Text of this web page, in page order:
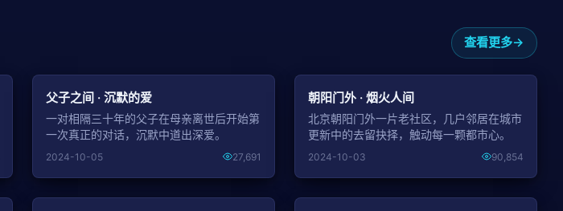
查看更多
父子之间 · 沉默的爱
一对相隔三十年的父子在母亲离世后开始第
一次真正的对话，沉默中道出深爱。
2024-10-05 27,691
朝阳门外 · 烟火人间
北京朝阳门外一片老社区，几户邻居在城市
更新中的去留抉择，触动每一颗都市心。
2024-10-03 90,854